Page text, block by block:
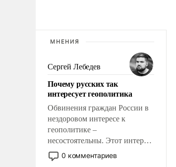
МНЕНИЯ
Сергей Лебедев
Почему русских так
интересует геополитика
Обвинения граждан России в
нездоровом интересе к
геополитике –
несостоятельны. Этот интерес
рационален и прагматичен. Он
обусловлен тысячелетним
0 комментариев